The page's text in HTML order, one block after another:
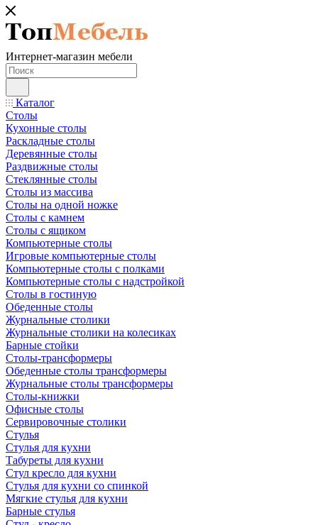
Интернет-магазин мебели
Каталог
Столы
Кухонные столы
Раскладные столы
Деревянные столы
Раздвижные столы
Стеклянные столы
Столы из массива
Столы на одной ножке
Столы с камнем
Столы с ящиком
Компьютерные столы
Игровые компьютерные столы
Компьютерные столы с полками
Компьютерные столы с надстройкой
Столы в гостиную
Обеденные столы
Журнальные столики
Журнальные столики на колесиках
Барные стойки
Столы-трансформеры
Обеденные столы трансформеры
Журнальные столы трансформеры
Столы-книжки
Офисные столы
Сервировочные столики
Стулья
Стулья для кухни
Табуреты для кухни
Стул кресло для кухни
Стулья для кухни со спинкой
Мягкие стулья для кухни
Барные стулья